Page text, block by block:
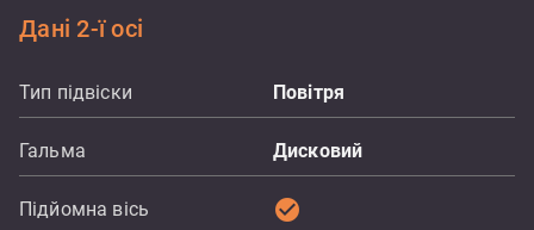
Дані 2-ї осі
Тип підвіски Повітря
Гальма Дисковий
Підйомна вісь check_circle